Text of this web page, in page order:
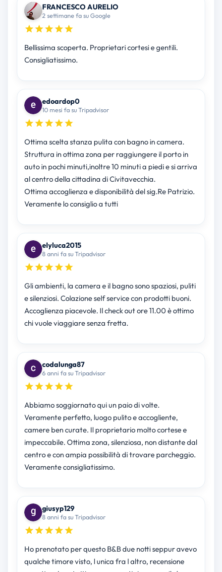
FRANCESCO AURELIO
2 settimane fa su Google
Bellissima scoperta. Proprietari cortesi e gentili.
Consigliatissimo.
edoardop0
10 mesi fa su Tripadvisor
Ottima scelta stanza pulita con bagno in camera.
Struttura in ottima zona per raggiungere il porto in
auto in pochi minuti,inoltre 10 minuti a piedi e si arriva
al centro della cittadina di Civitavecchia.
Ottima accoglienza e disponibilità del sig.Re Patrizio.
Veramente lo consiglio a tutti
elyluca2015
8 anni fa su Tripadvisor
Gli ambienti, la camera e il bagno sono spaziosi, puliti
e silenziosi. Colazione self service con prodotti buoni.
Accoglienza piacevole. Il check out ore 11.00 è ottimo
chi vuole viaggiare senza fretta.
codalunga87
6 anni fa su Tripadvisor
Abbiamo soggiornato qui un paio di volte.
Veramente perfetto, luogo pulito e accogliente,
camere ben curate. Il proprietario molto cortese e
impeccabile. Ottima zona, silenziosa, non distante dal
centro e con ampia possibilità di trovare parcheggio.
Veramente consigliatissimo.
giusyp129
8 anni fa su Tripadvisor
Ho prenotato per questo B&B due notti seppur avevo
qualche timore visto, l unica fra l altro, recensione